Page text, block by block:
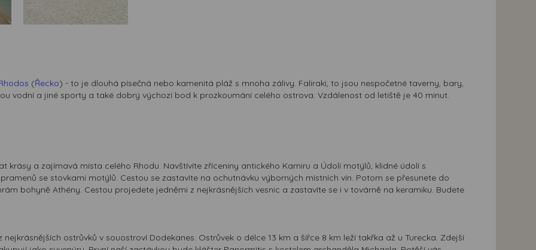
(Řecko) - to je dlouhá písečná nebo kamenitá pláž s mnoha zálivy. Faliraki, to jsou nespočetné taverny, bary,
vodní a jiné sporty a také dobrý výchozí bod k prozkoumání celého ostrova. Vzdálenost od letiště je 40 minut.
krásy a zajímavá místa celého Rhodu. Navštívíte zříceniny antického Kamiru a Údolí motýlů, klidné údolí s
se stovkami motýlů. Cestou se zastavíte na ochutnávku výborných místních vín. Potom se přesunete do
bohyně Athény. Cestou projedete jedněmi z nejkrásnějších vesnic a zastavíte se i v továrně na keramiku. Budete
ostrůvků v souostroví Dodekanes. Ostrůvek o délce 13 km a šířce 8 km leží takřka až u Turecka. Zdejší